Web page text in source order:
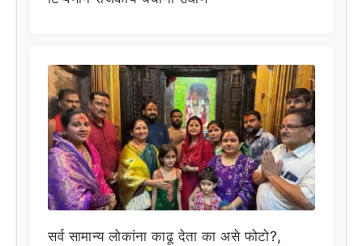
सर्व सामान्य लोकांना काढू देता का असे फोटो?,